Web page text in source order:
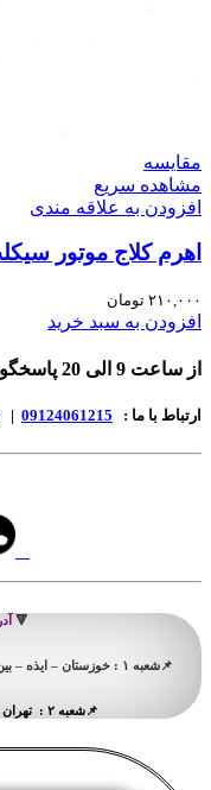
مقایسه
مشاهده سریع
افزودن به علاقه مندی
اهرم کلاج موتور
۲۱۰,۰۰۰ تومان
افزودن به سبد خرید
از ساعت 9 الی 20 پاسخگوی شما عزیزان هستیم
ارتباط با ما : 09124061215
|
🔻
📌شعبه ۱ : خوزستان – ایذه – بین چهار راه گاز و میدان سپاه ، نبش کوچه شهید ممبینی
📌شعبه ۲ : تهران – میدان قیام – جنب پل ری – پلاک ۴۱۹